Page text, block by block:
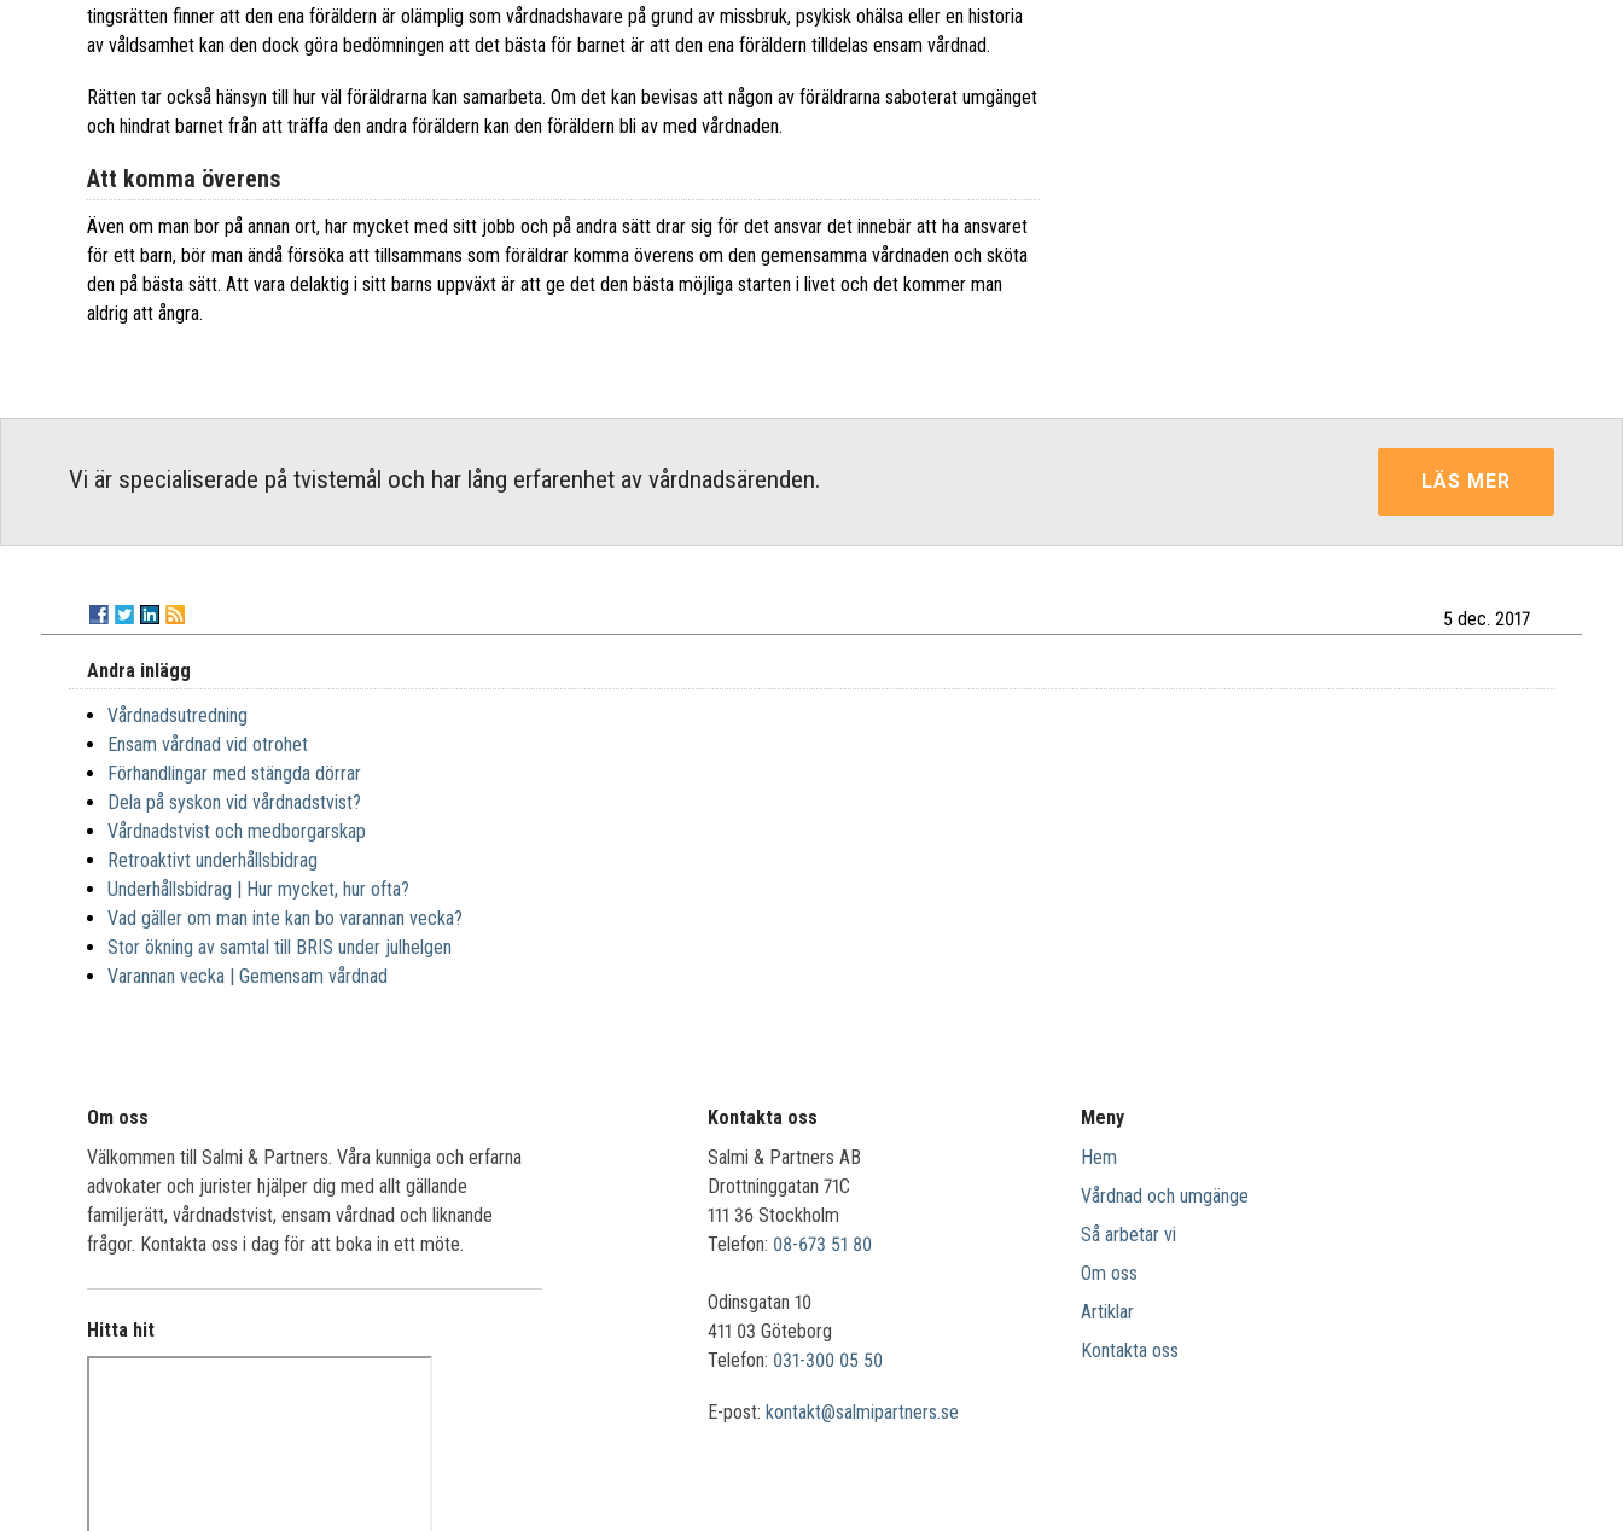
tingsrätten finner att den ena föräldern är olämplig som vårdnadshavare på grund av missbruk, psykisk ohälsa eller en historia
av våldsamhet kan den dock göra bedömningen att det bästa för barnet är att den ena föräldern tilldelas ensam vårdnad.
Rätten tar också hänsyn till hur väl föräldrarna kan samarbeta. Om det kan bevisas att någon av föräldrarna saboterat umgänget
och hindrat barnet från att träffa den andra föräldern kan den föräldern bli av med vårdnaden.
Att komma överens
Även om man bor på annan ort, har mycket med sitt jobb och på andra sätt drar sig för det ansvar det innebär att ha ansvaret
för ett barn, bör man ändå försöka att tillsammans som föräldrar komma överens om den gemensamma vårdnaden och sköta
den på bästa sätt. Att vara delaktig i sitt barns uppväxt är att ge det den bästa möjliga starten i livet och det kommer man
aldrig att ångra.
Vi är specialiserade på tvistemål och har lång erfarenhet av vårdnadsärenden. LÄS MER
5 dec. 2017
Andra inlägg
Vårdnadsutredning
Ensam vårdnad vid otrohet
Förhandlingar med stängda dörrar
Dela på syskon vid vårdnadstvist?
Vårdnadstvist och medborgarskap
Retroaktivt underhållsbidrag
Underhållsbidrag | Hur mycket, hur ofta?
Vad gäller om man inte kan bo varannan vecka?
Stor ökning av samtal till BRIS under julhelgen
Varannan vecka | Gemensam vårdnad
Om oss
Välkommen till Salmi & Partners. Våra kunniga och erfarna
advokater och jurister hjälper dig med allt gällande
familjerätt, vårdnadstvist, ensam vårdnad och liknande
frågor. Kontakta oss i dag för att boka in ett möte.
Hitta hit
Kontakta oss
Salmi & Partners AB
Drottninggatan 71C
111 36 Stockholm
Telefon: 08-673 51 80
Odinsgatan 10
411 03 Göteborg
Telefon: 031-300 05 50
E-post: kontakt@salmipartners.se
Meny
Hem
Vårdnad och umgänge
Så arbetar vi
Om oss
Artiklar
Kontakta oss